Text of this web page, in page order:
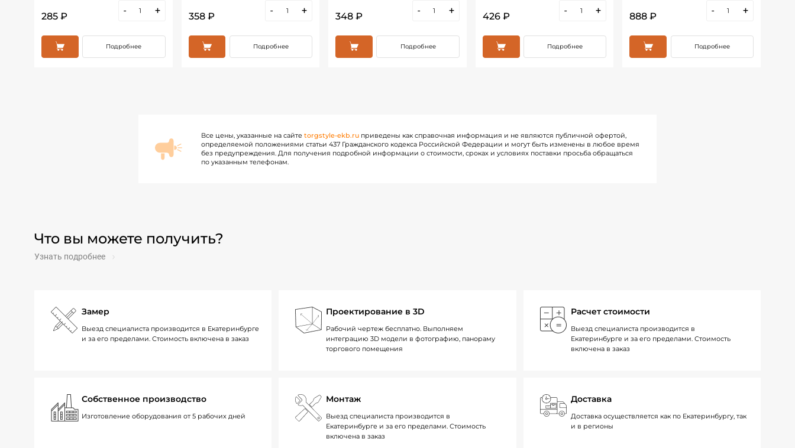
285 ₽
- +
Подробнее
358 ₽
- +
Подробнее
348 ₽
- +
Подробнее
426 ₽
- +
Подробнее
888 ₽
- +
Подробнее
Все цены, указанные на сайте torgstyle-ekb.ru приведены как справочная информация и не являются публичной офертой,
определяемой положениями статьи 437 Гражданского кодекса Российской Федерации и могут быть изменены в любое время
без предупреждения. Для получения подробной информации о стоимости, сроках и условиях поставки просьба обращаться
по указанным телефонам.
Что вы можете получить?
Узнать подробнее
Замер
Выезд специалиста производится в Екатеринбурге
и за его пределами. Стоимость включена в заказ
Проектирование в 3D
Рабочий чертеж бесплатно. Выполняем
интеграцию 3D модели в фотографию, панораму
торгового помещения
Расчет стоимости
Выезд специалиста производится в
Екатеринбурге и за его пределами. Стоимость
включена в заказ
Собственное производство
Изготовление оборудования от 5 рабочих дней
Монтаж
Выезд специалиста производится в
Екатеринбурге и за его пределами. Стоимость
включена в заказ
Доставка
Доставка осуществляется как по Екатеринбургу, так
и в регионы